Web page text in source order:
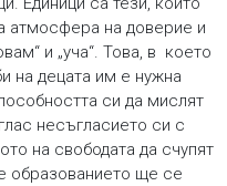
атмосфера на доверие и
и „уча“. Това, в което
на децата им е нужна
си да мислят
несъгласието си с
на свободата да счупят
образованието ще се